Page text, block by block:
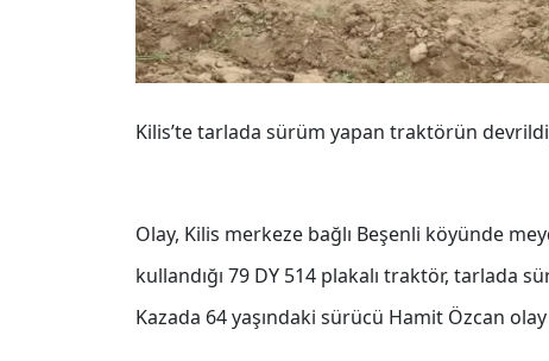
Kilis’te tarlada sürüm yapan traktörün
Olay, Kilis merkeze bağlı Beşenli köyünde
kullandığı 79 DY 514 plakalı traktör, tarlada
Kazada 64 yaşındaki sürücü Hamit Özcan